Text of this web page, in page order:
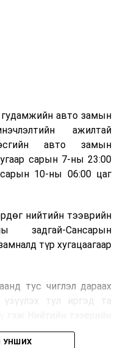
ашиглаж
шаталтын дараа
эрдсийг сэргээн
Өмнөд Солонгос
технологийг ашиглаж
шатаах үйлдвэрээс
авах технологи
төвлөрсөн лаг
дулаан, цахилгаан
технологийг лагийн
гудамжийн авто замын
ажилтай
авто замын
сарын 7-ны 23:00
10-ны 06:00 цаг
нийтийн тээврийн
задгай-Сансарын
түр хугацаагаар
тус чиглэл дараах
үзүүлэх тул иргэд та
УНШИХ